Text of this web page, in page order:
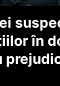
în